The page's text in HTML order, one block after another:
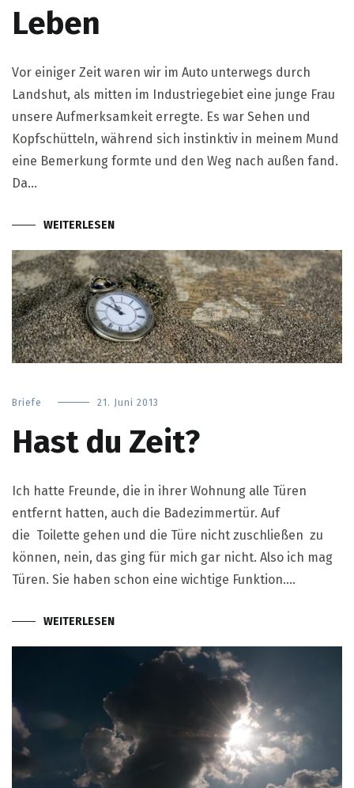
Leben
Vor einiger Zeit waren wir im Auto unterwegs durch
Landshut, als mitten im Industriegebiet eine junge Frau
unsere Aufmerksamkeit erregte. Es war Sehen und
Kopfschütteln, während sich instinktiv in meinem Mund
eine Bemerkung formte und den Weg nach außen fand.
Da…
WEITERLESEN
Briefe 21. Juni 2013
Hast du Zeit?
Ich hatte Freunde, die in ihrer Wohnung alle Türen
entfernt hatten, auch die Badezimmertür. Auf
die Toilette gehen und die Türe nicht zuschließen zu
können, nein, das ging für mich gar nicht. Also ich mag
Türen. Sie haben schon eine wichtige Funktion.…
WEITERLESEN